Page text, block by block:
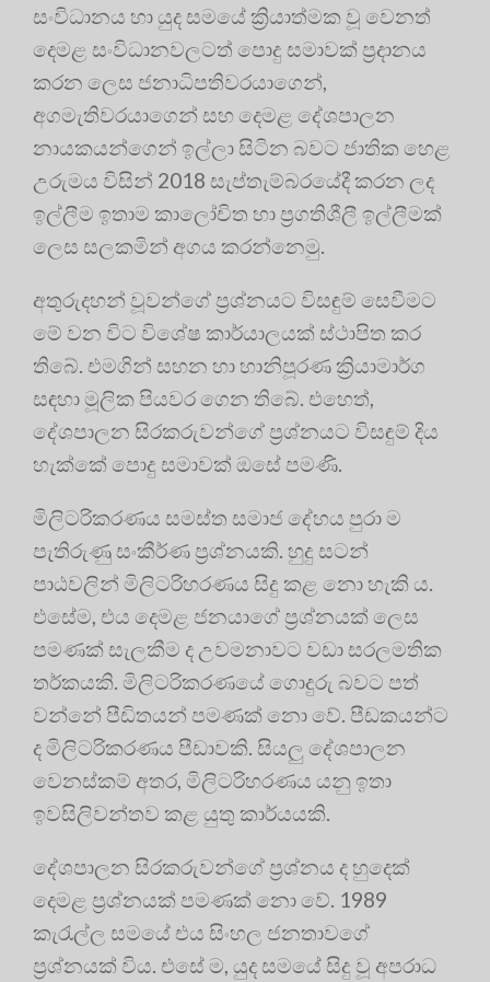
සංවිධානය හා යුද සමයේ ක්‍රියාත්මක වූ වෙනත්
දෙමළ සංවිධානවලටත් පොදු සමාවක් ප්‍ර‍දානය
කරන ලෙස ජනාධිපතිවරයාගෙන්,
අගමැතිවරයාගෙන් සහ දෙමළ දේශපාලන
නායකයන්ගෙන් ඉල්ලා සිටින බවට ජාතික හෙළ
උරුමය විසින් 2018 සැප්තැම්බරයේදී කරන ලද
ඉල්ලීම ඉතාම කාලෝචිත හා ප්‍ර‍ගතිශීලී ඉල්ලීමක්
ලෙස සලකමින් අගය කරන්නෙමු.
අතුරුදහන් වූවන්ගේ ප්‍ර‍ශ්නයට විසඳුම් සෙවීමට
මේ වන විට විශේෂ කාර්යාලයක් ස්ථාපිත කර
තිබේ. එමගින් සහන හා හානිපූරණ ක්‍රියාමාර්ග
සඳහා මූලික පියවර ගෙන තිබේ. එහෙත්,
දේශපාලන සිරකරුවන්ගේ ප්‍ර‍ශ්නයට විසඳුම් දිය
හැක්කේ පොදු සමාවක් ඔසේ පමණි.
මිලිටරිකරණය සමස්ත සමාජ දේහය පුරා ම
පැතිරුණු සංකීර්ණ ප්‍ර‍ශ්නයකි. හුදු සටන්
පාඨවලින් මිලිටරිහරණය සිදු කළ නො හැකි ය.
එසේම, එය දෙමළ ජනයාගේ ප්‍ර‍ශ්නයක් ලෙස
පමණක් සැලකීම ද උවමනාවට වඩා සරලමතික
තර්කයකි. මිලිටරිකරණයේ ගොදුරු බවට පත්
වන්නේ පීඩිතයන් පමණක් නො වේ. පීඩකයන්ට
ද මිලිටරිකරණය පීඩාවකි. සියලු දේශපාලන
වෙනස්කම් අතර, මිලිටරිහරණය යනු ඉතා
ඉවසිලිවන්තව කළ යුතු කාර්යයකි.
දේශපාලන සිරකරුවන්ගේ ප්‍ර‍ශ්නය ද හුදෙක්
දෙමළ ප්‍ර‍ශ්නයක් පමණක් නො වේ. 1989
කැරැල්ල සමයේ එය සිංහල ජනතාවගේ
ප්‍ර‍ශ්නයක් විය. එසේ ම, යුද සමයේ සිදු වූ අපරාධ